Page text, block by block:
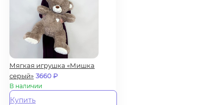
Мягкая игрушка «Мишка
серый» 3660₽
В наличии
Купить